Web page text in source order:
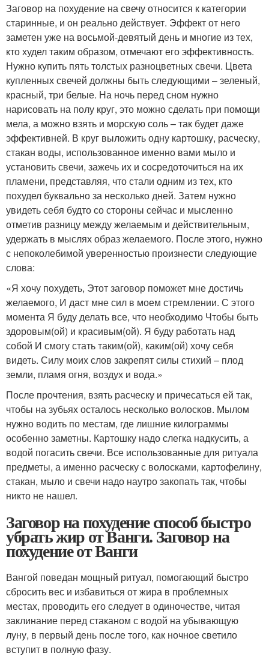
Заговор на похудение на свечу относится к категории
старинные, и он реально действует. Эффект от него
заметен уже на восьмой-девятый день и многие из тех,
кто худел таким образом, отмечают его эффективность.
Нужно купить пять толстых разноцветных свечи. Цвета
купленных свечей должны быть следующими – зеленый,
красный, три белые. На ночь перед сном нужно
нарисовать на полу круг, это можно сделать при помощи
мела, а можно взять и морскую соль – так будет даже
эффективней. В круг выложить одну картошку, расческу,
стакан воды, использованное именно вами мыло и
установить свечи, зажечь их и сосредоточиться на их
пламени, представляя, что стали одним из тех, кто
похудел буквально за несколько дней. Затем нужно
увидеть себя будто со стороны сейчас и мысленно
отметив разницу между желаемым и действительным,
удержать в мыслях образ желаемого. После этого, нужно
с непоколебимой уверенностью произнести следующие
слова:
«Я хочу похудеть, Этот заговор поможет мне достичь
желаемого, И даст мне сил в моем стремлении. С этого
момента Я буду делать все, что необходимо Чтобы быть
здоровым(ой) и красивым(ой). Я буду работать над
собой И смогу стать таким(ой), каким(ой) хочу себя
видеть. Силу моих слов закрепят силы стихий – плод
земли, пламя огня, воздух и вода.»
После прочтения, взять расческу и причесаться ей так,
чтобы на зубьях осталось несколько волосков. Мылом
нужно водить по местам, где лишние килограммы
особенно заметны. Картошку надо слегка надкусить, а
водой погасить свечи. Все использованные для ритуала
предметы, а именно расческу с волосками, картофелину,
стакан, мыло и свечи надо наутро закопать так, чтобы
никто не нашел.
Заговор на похудение способ быстро
убрать жир от Ванги. Заговор на
похудение от Ванги
Вангой поведан мощный ритуал, помогающий быстро
сбросить вес и избавиться от жира в проблемных
местах, проводить его следует в одиночестве, читая
заклинание перед стаканом с водой на убывающую
луну, в первый день после того, как ночное светило
вступит в полную фазу.